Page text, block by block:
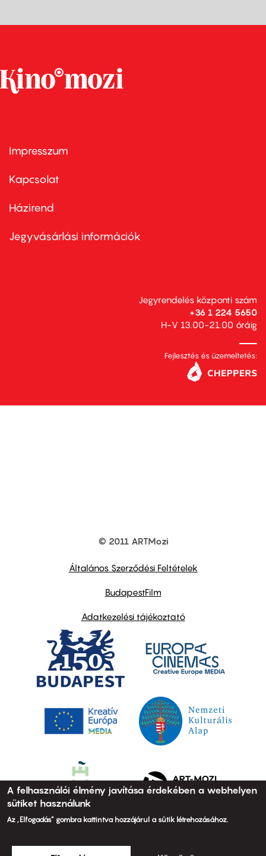
Footer
first
Impresszum
Kapcsolat
Footer
second
Házirend
Jegyvásárlási információk
Jegyrendelés központi szám
+36 1 224 5650
H-V 13.00-21.00 óráig
Fejlesztés és üzemeltetés:
© 2011 ARTMozi
Általános Szerződési Feltételek
BudapestFilm
Adatkezelési tájékoztató
A felhasználói élmény javítása érdekében a webhelyen
sütiket használunk
Az „Elfogadás” gombra kattintva hozzájárul a sütik létrehozásához.